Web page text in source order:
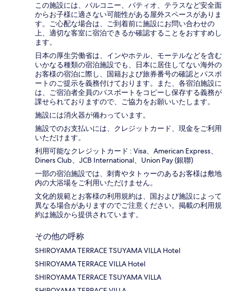
この施設には、バルコニー、パティオ、テラスなど安全面
からお子様に適さない可能性がある屋外スペースがありま
す。ご心配な場合は、ご到着前に施設にお問い合わせの
上、適切な客室に宿泊できるか確認することをおすすめし
ます。
日本の厚生労働省は、インやホテル、モーテルなどを含む
いかなる種類の宿泊施設でも、日本に​居住してない海外の
お客様の宿泊に際し、国籍および旅券番号の確認とパスポ
ートのご提示を義務付け​ております。また、各宿泊施設に
は、ご宿泊者全員のパスポートをコピーし保存する義務が
課せられておりますの​で、ご協力をお願いいたします。
施設には消火器が備わっています。
施設でのお支払いには、クレジットカード、現金をご利用
いただけます。
利用可能なクレジットカード : Visa、American Express、
Diners Club、JCB International、Union Pay (銀聯)
一部の宿泊施設では、刺青やタトゥーのあるお客様は敷地
内の大浴場をご利用いただけません。
文化的規範とお客様の利用規約は、国および施設によって
異なる場合がありますのでご注意ください。掲載の利用規
約は施設から提供されています。
その他の呼称
SHIROYAMA TERRACE TSUYAMA VILLA Hotel
SHIROYAMA TERRACE VILLA Hotel
SHIROYAMA TERRACE TSUYAMA VILLA